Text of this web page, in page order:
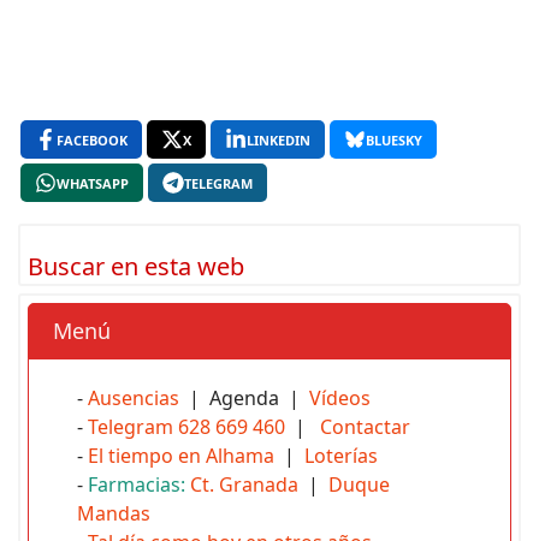
FACEBOOK X LINKEDIN BLUESKY
WHATSAPP TELEGRAM
Buscar en esta web
Menú
-Ausencias | Agenda | Vídeos
-Telegram 628 669 460 | Contactar
- El tiempo en Alhama | Loterías
- Farmacias: Ct. Granada | Duque
Mandas